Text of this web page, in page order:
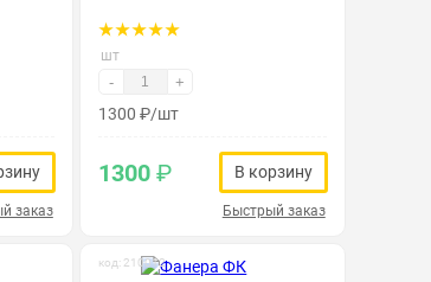
заказ
шт
- +
1300 ₽/шт
1300₽ В корзину
Быстрый заказ
код: 210012